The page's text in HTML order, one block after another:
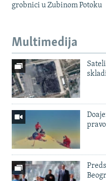
grobnici u Zubinom Potoku
Multimedija